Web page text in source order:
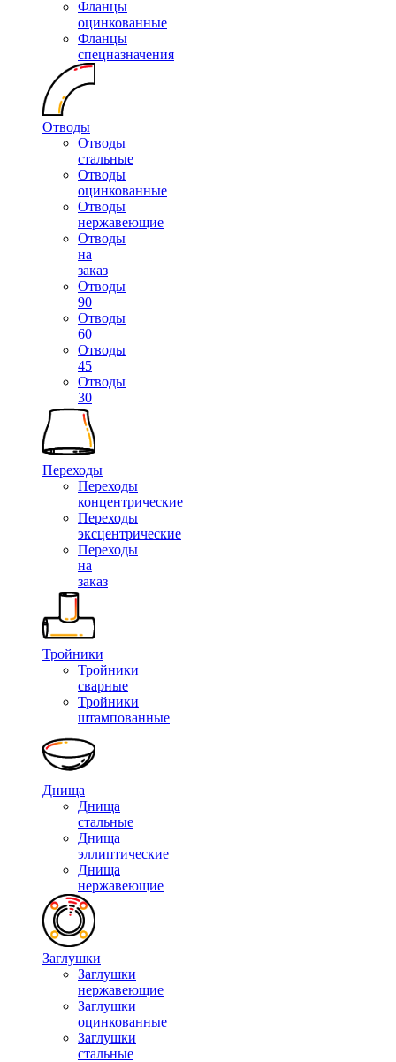
Фланцы
оцинкованные
Фланцы
спецназначения
Отводы
Отводы
стальные
Отводы
оцинкованные
Отводы
нержавеющие
Отводы
на
заказ
Отводы
90
Отводы
60
Отводы
45
Отводы
30
Переходы
Переходы
концентрические
Переходы
эксцентрические
Переходы
на
заказ
Тройники
Тройники
сварные
Тройники
штампованные
Днища
Днища
стальные
Днища
эллиптические
Днища
нержавеющие
Заглушки
Заглушки
нержавеющие
Заглушки
оцинкованные
Заглушки
стальные